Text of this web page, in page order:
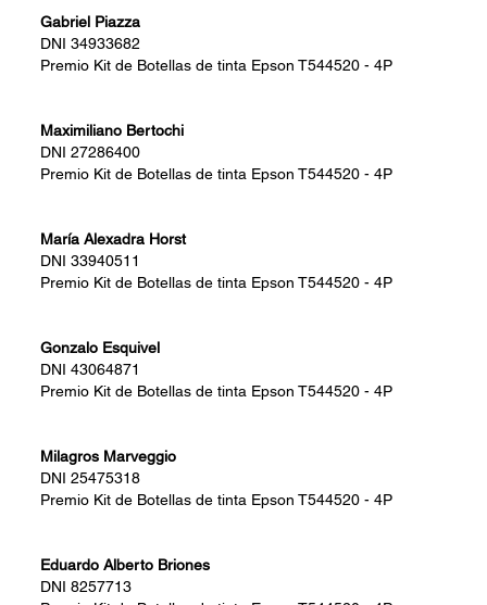
Gabriel Piazza
DNI 34933682
Premio Kit de Botellas de tinta Epson T544520 - 4P
Maximiliano Bertochi
DNI 27286400
Premio Kit de Botellas de tinta Epson T544520 - 4P
María Alexadra Horst
DNI 33940511
Premio Kit de Botellas de tinta Epson T544520 - 4P
Gonzalo Esquivel
DNI 43064871
Premio Kit de Botellas de tinta Epson T544520 - 4P
Milagros Marveggio
DNI 25475318
Premio Kit de Botellas de tinta Epson T544520 - 4P
Eduardo Alberto Briones
DNI 8257713